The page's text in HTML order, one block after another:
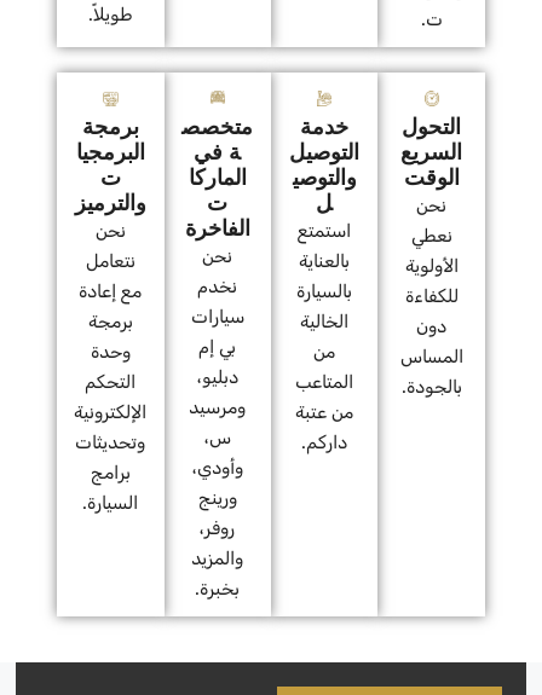
ت.
طويلاً.
التحول
السريع
الوقت
نحن
نعطي
الأولوية
للكفاءة
دون
المساس
بالجودة.
خدمة
التوصيل
والتوصي
ل
استمتع
بالعناية
بالسيارة
الخالية
من
المتاعب
من عتبة
داركم.
متخصص
ة في
الماركا
ت
الفاخرة
نحن
نخدم
سيارات
بي إم
دبليو،
ومرسيد
س،
وأودي،
ورينج
روفر،
والمزيد
بخبرة.
برمجة
البرمجيا
ت
والترميز
نحن
نتعامل
مع إعادة
برمجة
وحدة
التحكم
الإلكترونية
وتحديثات
برامج
السيارة.